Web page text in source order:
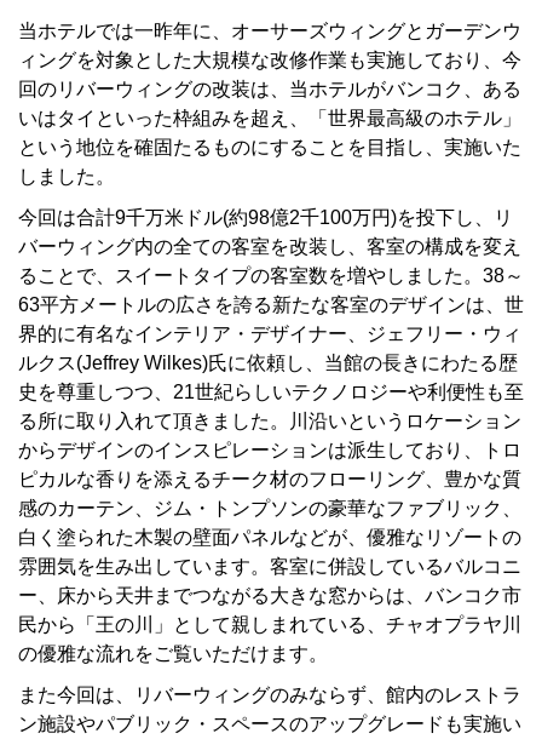
当ホテルでは一昨年に、オーサーズウィングとガーデンウ
ィングを対象とした大規模な改修作業も実施しており、今
回のリバーウィングの改装は、当ホテルがバンコク、ある
いはタイといった枠組みを超え、「世界最高級のホテル」
という地位を確固たるものにすることを目指し、実施いた
しました。
今回は合計9千万米ドル(約98億2千100万円)を投下し、リ
バーウィング内の全ての客室を改装し、客室の構成を変え
ることで、スイートタイプの客室数を増やしました。38～
63平方メートルの広さを誇る新たな客室のデザインは、世
界的に有名なインテリア・デザイナー、ジェフリー・ウィ
ルクス(Jeffrey Wilkes)氏に依頼し、当館の長きにわたる歴
史を尊重しつつ、21世紀らしいテクノロジーや利便性も至
る所に取り入れて頂きました。川沿いというロケーション
からデザインのインスピレーションは派生しており、トロ
ピカルな香りを添えるチーク材のフローリング、豊かな質
感のカーテン、ジム・トンプソンの豪華なファブリック、
白く塗られた木製の壁面パネルなどが、優雅なリゾートの
雰囲気を生み出しています。客室に併設しているバルコニ
ー、床から天井までつながる大きな窓からは、バンコク市
民から「王の川」として親しまれている、チャオプラヤ川
の優雅な流れをご覧いただけます。
また今回は、リバーウィングのみならず、館内のレストラ
ン施設やパブリック・スペースのアップグレードも実施い